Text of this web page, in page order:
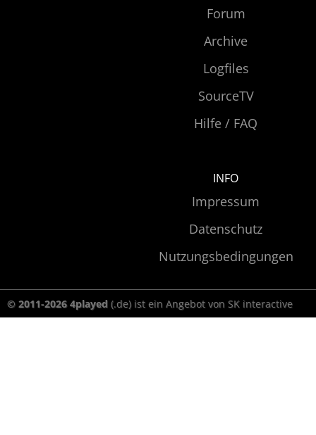
Forum
Archive
Logfiles
SourceTV
Hilfe / FAQ
INFO
Impressum
Datenschutz
Nutzungsbedingungen
© 2011-2026 4played (.de) ist ein Angebot von SK interactive